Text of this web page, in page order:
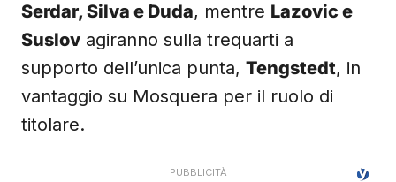
Serdar, Silva e Duda, mentre Lazovic e
Suslov agiranno sulla trequarti a
supporto dell’unica punta, Tengstedt, in
vantaggio su Mosquera per il ruolo di
titolare.